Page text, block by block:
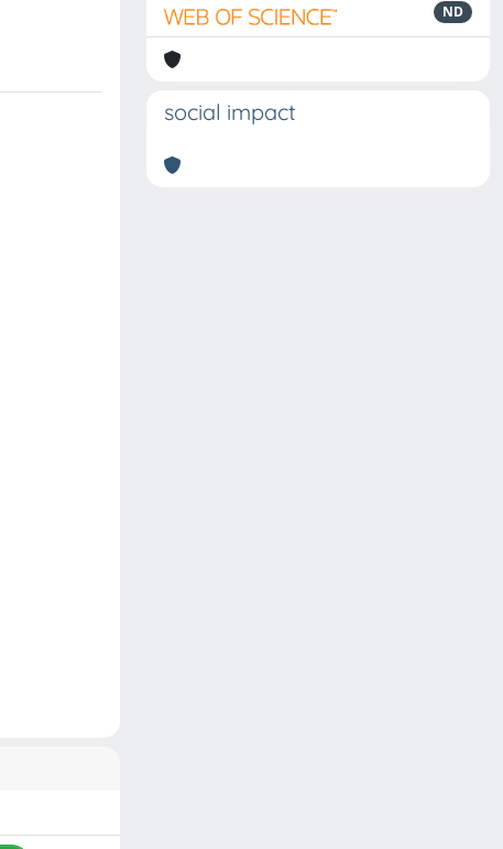
ND
social impact